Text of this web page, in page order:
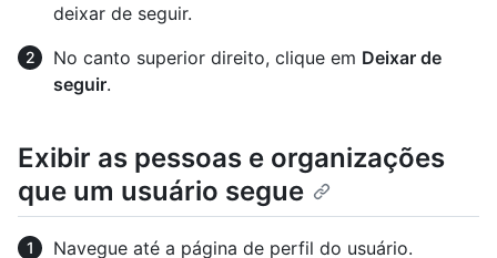
deixar de seguir.
No canto superior direito, clique em Deixar de
seguir.
Exibir as pessoas e organizações
que um usuário segue
Navegue até a página de perfil do usuário.